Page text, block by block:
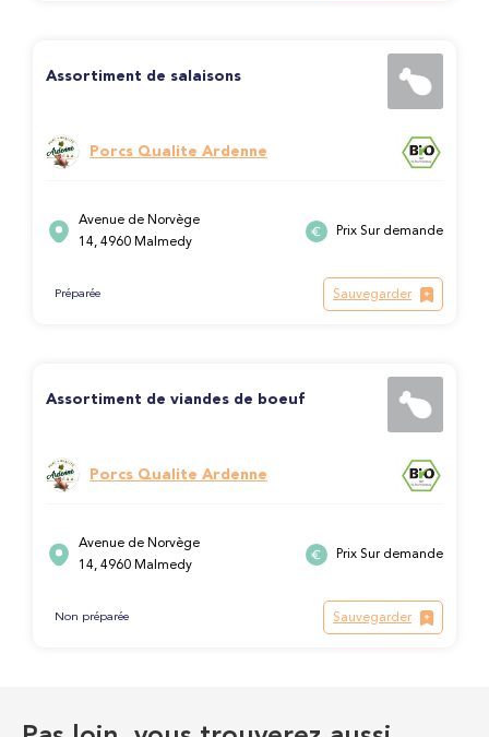
Assortiment de salaisons
Porcs Qualite Ardenne
Avenue de Norvège
14, 4960 Malmedy
Prix Sur demande
Préparée Sauvegarder
Assortiment de viandes de boeuf
Porcs Qualite Ardenne
Avenue de Norvège
14, 4960 Malmedy
Prix Sur demande
Non préparée Sauvegarder